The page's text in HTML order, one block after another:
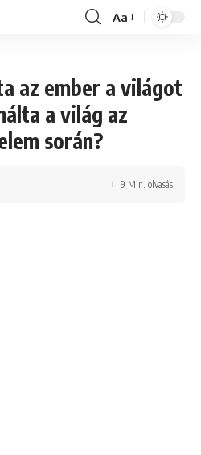
Font
Aa
az ember a világot
a világ az
során?
9 Min. olvasás